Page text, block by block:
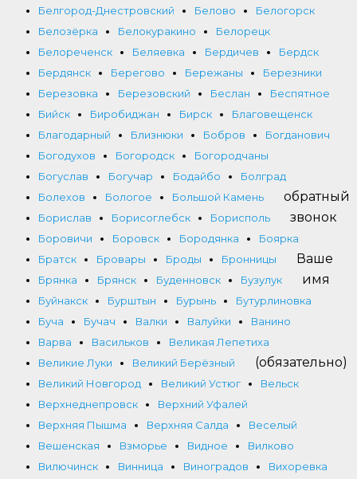
Белгород-Днестровский
Белово
Белогорск
Белозёрка
Белокуракино
Белорецк
Белореченск
Беляевка Бердичев
Бердск
Бердянск
Берегово Бережаны
Березники
Березовка
Березовский Беслан
Беспятное
Бийск
Биробиджан Бирск
Благовещенск
Благодарный
Близнюки Бобров
Богданович
Богодухов
Богородск
Богородчаны
Богуслав
Богучар Бодайбо
Болград
Болехов
Бологое
Большой Камень
Борислав
Борисоглебск
Борисполь
Боровичи
Боровск Бородянка
Боярка
Братск
Бровары Броды
Бронницы
Брянка
Брянск Буденновск
Бузулук
Буйнакск
Бурштын Бурынь
Бутурлиновка
Буча
Бучач Валки Валуйки
Ванино
Варва
Васильков
Великая Лепетиха
Великие Луки
Великий Берёзный
Великий Новгород
Великий Устюг
Вельск
Верхнеднепровск
Верхний Уфалей
Верхняя Пышма
Верхняя Салда
Веселый
Вешенская
Взморье Видное
Вилково
Вилючинск
Винница Виноградов
Вихоревка
обратный
звонок
Ваше
имя
(обязательно)